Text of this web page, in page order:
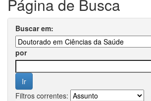
Página de Busca
Buscar em:
por
Filtros correntes: